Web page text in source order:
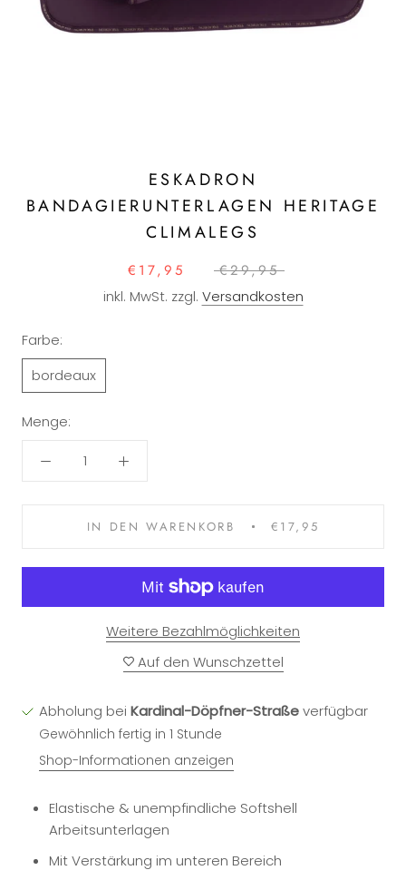
ESKADRON
BANDAGIERUNTERLAGEN HERITAGE
CLIMALEGS
€17,95 €29,95
inkl. MwSt. zzgl. Versandkosten
Farbe:
bordeaux
Menge:
IN DEN WARENKORB €17,95
Weitere Bezahlmöglichkeiten
Auf den Wunschzettel
Abholung bei Kardinal-Döpfner-Straßeverfügbar
Gewöhnlich fertig in 1 Stunde
Shop-Informationen anzeigen
Elastische & unempfindliche Softshell
Arbeitsunterlagen
Mit Verstärkung im unteren Bereich